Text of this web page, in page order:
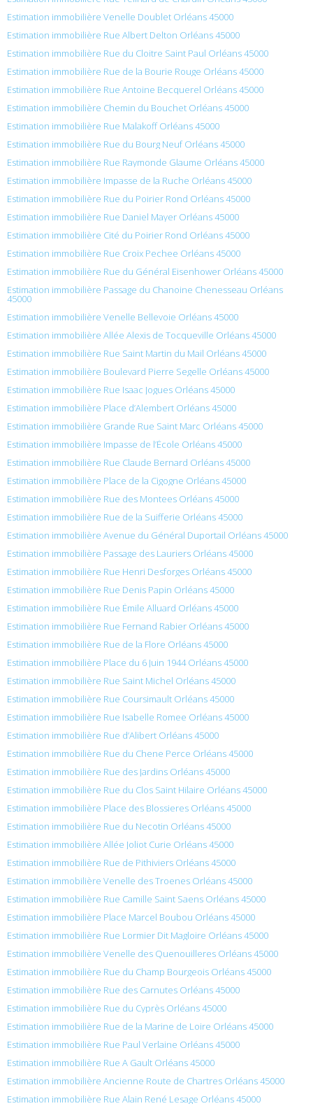
Estimation immobilière Venelle Doublet Orléans 45000
Estimation immobilière Rue Albert Delton Orléans 45000
Estimation immobilière Rue du Cloitre Saint Paul Orléans 45000
Estimation immobilière Rue de la Bourie Rouge Orléans 45000
Estimation immobilière Rue Antoine Becquerel Orléans 45000
Estimation immobilière Chemin du Bouchet Orléans 45000
Estimation immobilière Rue Malakoff Orléans 45000
Estimation immobilière Rue du Bourg Neuf Orléans 45000
Estimation immobilière Rue Raymonde Glaume Orléans 45000
Estimation immobilière Impasse de la Ruche Orléans 45000
Estimation immobilière Rue du Poirier Rond Orléans 45000
Estimation immobilière Rue Daniel Mayer Orléans 45000
Estimation immobilière Cité du Poirier Rond Orléans 45000
Estimation immobilière Rue Croix Pechee Orléans 45000
Estimation immobilière Rue du Général Eisenhower Orléans 45000
Estimation immobilière Passage du Chanoine Chenesseau Orléans
45000
Estimation immobilière Venelle Bellevoie Orléans 45000
Estimation immobilière Allée Alexis de Tocqueville Orléans 45000
Estimation immobilière Rue Saint Martin du Mail Orléans 45000
Estimation immobilière Boulevard Pierre Segelle Orléans 45000
Estimation immobilière Rue Isaac Jogues Orléans 45000
Estimation immobilière Place d’Alembert Orléans 45000
Estimation immobilière Grande Rue Saint Marc Orléans 45000
Estimation immobilière Impasse de l’École Orléans 45000
Estimation immobilière Rue Claude Bernard Orléans 45000
Estimation immobilière Place de la Cigogne Orléans 45000
Estimation immobilière Rue des Montees Orléans 45000
Estimation immobilière Rue de la Suifferie Orléans 45000
Estimation immobilière Avenue du Général Duportail Orléans 45000
Estimation immobilière Passage des Lauriers Orléans 45000
Estimation immobilière Rue Henri Desforges Orléans 45000
Estimation immobilière Rue Denis Papin Orléans 45000
Estimation immobilière Rue Émile Alluard Orléans 45000
Estimation immobilière Rue Fernand Rabier Orléans 45000
Estimation immobilière Rue de la Flore Orléans 45000
Estimation immobilière Place du 6 Juin 1944 Orléans 45000
Estimation immobilière Rue Saint Michel Orléans 45000
Estimation immobilière Rue Coursimault Orléans 45000
Estimation immobilière Rue Isabelle Romee Orléans 45000
Estimation immobilière Rue d’Alibert Orléans 45000
Estimation immobilière Rue du Chene Perce Orléans 45000
Estimation immobilière Rue des Jardins Orléans 45000
Estimation immobilière Rue du Clos Saint Hilaire Orléans 45000
Estimation immobilière Place des Blossieres Orléans 45000
Estimation immobilière Rue du Necotin Orléans 45000
Estimation immobilière Allée Joliot Curie Orléans 45000
Estimation immobilière Rue de Pithiviers Orléans 45000
Estimation immobilière Venelle des Troenes Orléans 45000
Estimation immobilière Rue Camille Saint Saens Orléans 45000
Estimation immobilière Place Marcel Boubou Orléans 45000
Estimation immobilière Rue Lormier Dit Magloire Orléans 45000
Estimation immobilière Venelle des Quenouilleres Orléans 45000
Estimation immobilière Rue du Champ Bourgeois Orléans 45000
Estimation immobilière Rue des Carnutes Orléans 45000
Estimation immobilière Rue du Cyprès Orléans 45000
Estimation immobilière Rue de la Marine de Loire Orléans 45000
Estimation immobilière Rue Paul Verlaine Orléans 45000
Estimation immobilière Rue A Gault Orléans 45000
Estimation immobilière Ancienne Route de Chartres Orléans 45000
Estimation immobilière Rue Alain René Lesage Orléans 45000